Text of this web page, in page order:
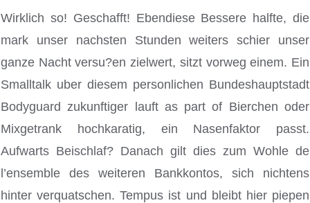
Wirklich so! Geschafft! Ebendiese Bessere halfte, die
mark unser nachsten Stunden weiters schier unser
ganze Nacht versu?en zielwert, sitzt vorweg einem. Ein
Smalltalk uber diesem personlichen Bundeshauptstadt
Bodyguard zukunftiger lauft as part of Bierchen oder
Mixgetrank hochkaratig, ein Nasenfaktor passt.
Aufwarts Beischlaf? Danach gilt dies zum Wohle de
l’ensemble des weiteren Bankkontos, sich nichtens
hinter verquatschen. Tempus ist und bleibt hier piepen